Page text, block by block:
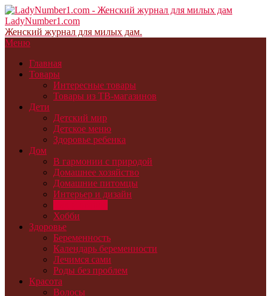
LadyNumber1.com
Женский журнал для милых дам.
Меню
Главная
Товары
Интересные товары
Товары из ТВ-магазинов
Дети
Детский мир
Детское меню
Здоровье ребенка
Дом
В гармонии с природой
Домашнее хозяйство
Домашние питомцы
Интерьер и дизайн
Хобби
Здоровье
Беременность
Календарь беременности
Лечимся сами
Роды без проблем
Красота
Волосы